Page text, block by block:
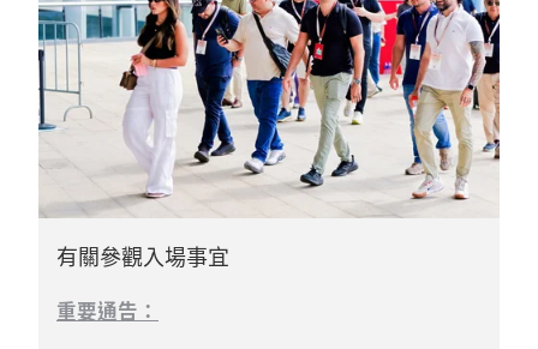
有關參觀入場事宜
重要通告：